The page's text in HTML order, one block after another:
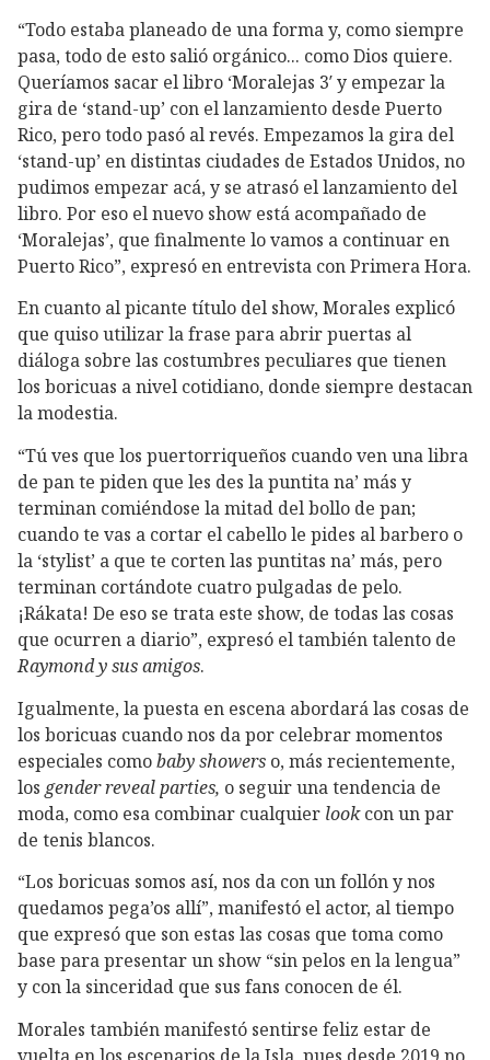
“Todo estaba planeado de una forma y, como siempre
pasa, todo de esto salió orgánico... como Dios quiere.
Queríamos sacar el libro ‘Moralejas 3′ y empezar la
gira de ‘stand-up’ con el lanzamiento desde Puerto
Rico, pero todo pasó al revés. Empezamos la gira del
‘stand-up’ en distintas ciudades de Estados Unidos, no
pudimos empezar acá, y se atrasó el lanzamiento del
libro. Por eso el nuevo show está acompañado de
‘Moralejas’, que finalmente lo vamos a continuar en
Puerto Rico”, expresó en entrevista con Primera Hora.
En cuanto al picante título del show, Morales explicó
que quiso utilizar la frase para abrir puertas al
diáloga sobre las costumbres peculiares que tienen
los boricuas a nivel cotidiano, donde siempre destacan
la modestia.
“Tú ves que los puertorriqueños cuando ven una libra
de pan te piden que les des la puntita na’ más y
terminan comiéndose la mitad del bollo de pan;
cuando te vas a cortar el cabello le pides al barbero o
la ‘stylist’ a que te corten las puntitas na’ más, pero
terminan cortándote cuatro pulgadas de pelo.
¡Rákata! De eso se trata este show, de todas las cosas
que ocurren a diario”, expresó el también talento de
Raymond y sus amigos.
Igualmente, la puesta en escena abordará las cosas de
los boricuas cuando nos da por celebrar momentos
especiales comobaby showers o, más recientemente,
los gender reveal parties, o seguir una tendencia de
moda, como esa combinar cualquier lookcon un par
de tenis blancos.
“Los boricuas somos así, nos da con un follón y nos
quedamos pega’os allí”, manifestó el actor, al tiempo
que expresó que son estas las cosas que toma como
base para presentar un show “sin pelos en la lengua”
y con la sinceridad que sus fans conocen de él.
Morales también manifestó sentirse feliz estar de